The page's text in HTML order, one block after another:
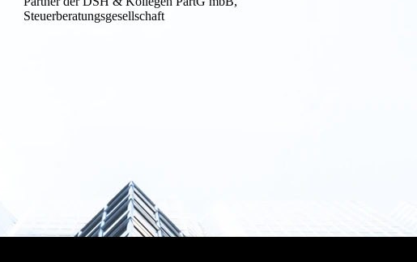
Steuerberatungsgesellschaft